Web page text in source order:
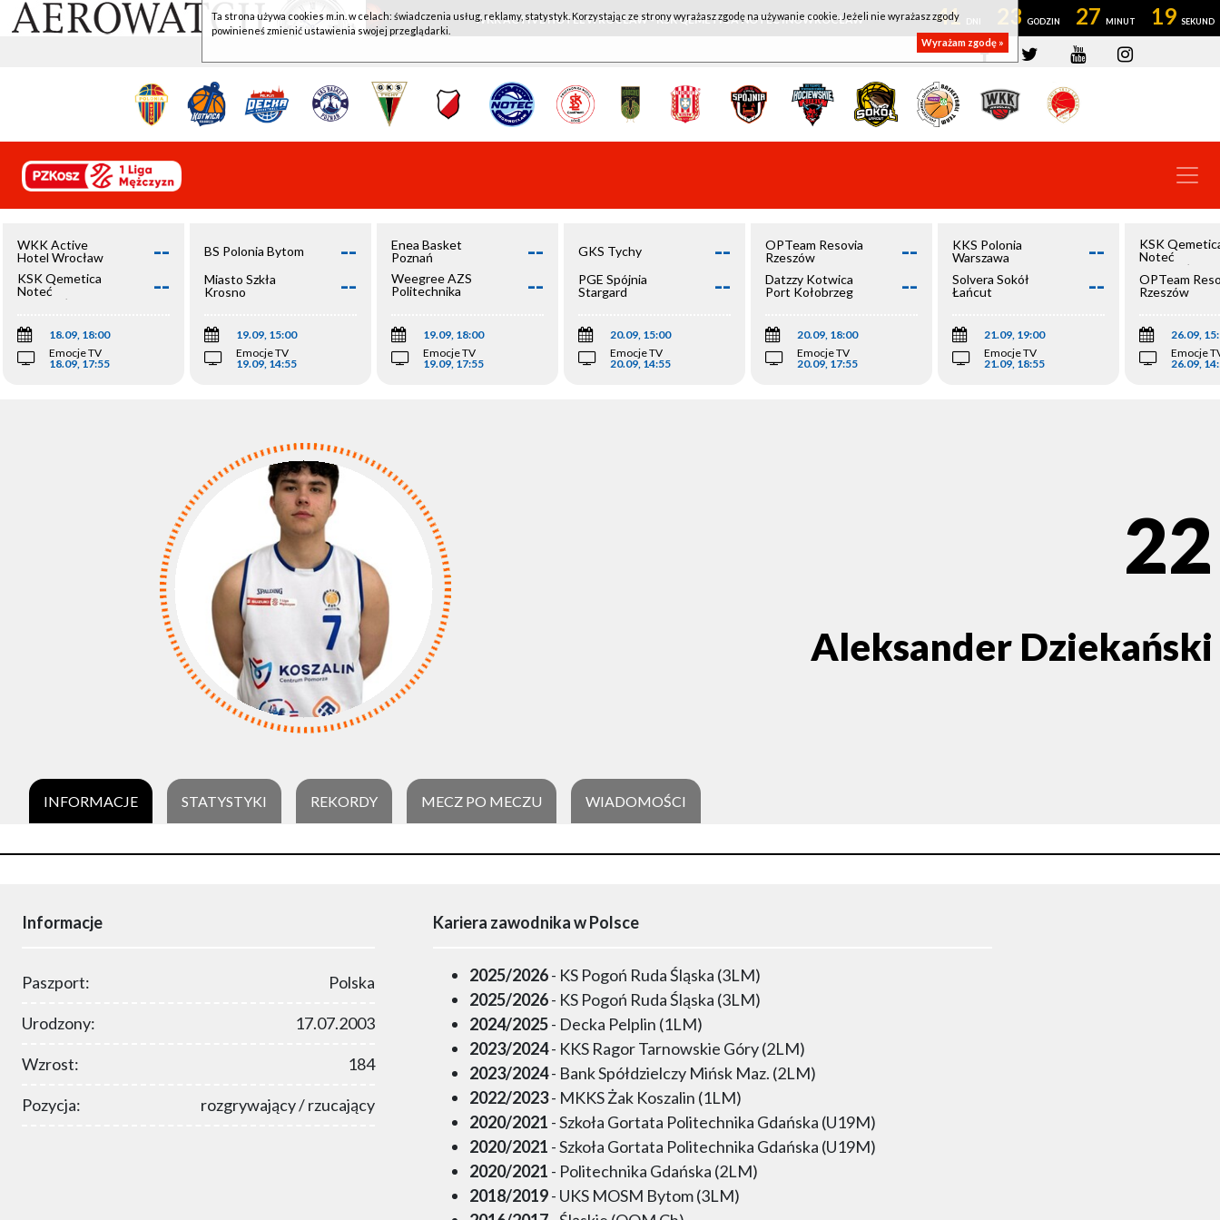
WKK ACTIVE HOTEL WROCŁAW - KSK QEMETICA NOTEĆ INOWROCŁAW 41 23 27 19
WKK Active
Hotel Wrocław
--
KSK Qemetica
Noteć
Inowrocław
--
18.09, 18:00
Emocje TV
18.09, 17:55
BS Polonia Bytom --
Miasto Szkła
Krosno
--
19.09, 15:00
Emocje TV
19.09, 14:55
Enea Basket
Poznań
--
Weegree AZS
Politechnika
--
19.09, 18:00
Emocje TV
19.09, 17:55
GKS Tychy --
PGE Spójnia
Stargard
--
20.09, 15:00
Emocje TV
20.09, 14:55
OPTeam Resovia
Rzeszów
--
Datzzy Kotwica
Port Kołobrzeg
--
20.09, 18:00
Emocje TV
20.09, 17:55
KKS Polonia
Warszawa
--
Solvera Sokół
Łańcut
--
21.09, 19:00
Emocje TV
21.09, 18:55
KSK
Noteć
Inowrocław
OPTeam
Rzeszów
26.09,
Emocje
26.09,
22
Aleksander Dziekański
INFORMACJE STATYSTYKI REKORDY MECZ PO MECZU WIADOMOŚCI
Informacje
Paszport: Polska
Urodzony: 17.07.2003
Wzrost: 184
Pozycja: rozgrywający / rzucający
Kariera zawodnika w Polsce
2025/2026- KS Pogoń Ruda Śląska (3LM)
2025/2026- KS Pogoń Ruda Śląska (3LM)
2024/2025- Decka Pelplin (1LM)
2023/2024- KKS Ragor Tarnowskie Góry (2LM)
2023/2024- Bank Spółdzielczy Mińsk Maz. (2LM)
2022/2023- MKKS Żak Koszalin (1LM)
2020/2021 - Szkoła Gortata Politechnika Gdańska (U19M)
2020/2021 - Szkoła Gortata Politechnika Gdańska (U19M)
2020/2021 - Politechnika Gdańska (2LM)
2018/2019- UKS MOSM Bytom (3LM)
Ta strona używa cookies m.in. w celach: świadczenia usług, reklamy, statystyk. Korzystając ze strony wyrażasz zgodę na używanie cookie. Jeżeli nie wyrażasz zgody
powinieneś zmienić ustawienia swojej przeglądarki.
Wyrażam zgodę »